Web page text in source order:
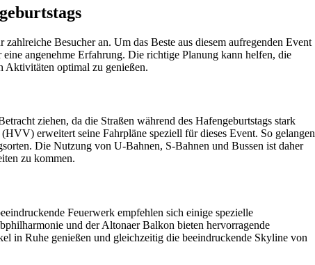
Besucher an. Um das Beste aus diesem aufregenden Event
eine angenehme Erfahrung. Die richtige Planung kann helfen, die
Aktivitäten optimal zu genießen.
ziehen, da die Straßen während des Hafengeburtstags stark
erweitert seine Fahrpläne speziell für dieses Event. So gelangen
Die Nutzung von U-Bahnen, S-Bahnen und Bussen ist daher
zu kommen.
Feuerwerk empfehlen sich einige spezielle
und der Altonaer Balkon bieten hervorragende
in Ruhe genießen und gleichzeitig die beeindruckende Skyline von